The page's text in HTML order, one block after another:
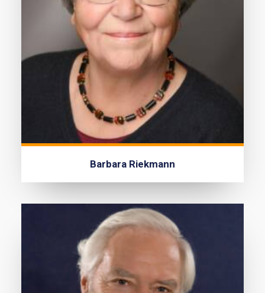
Barbara Riekmann